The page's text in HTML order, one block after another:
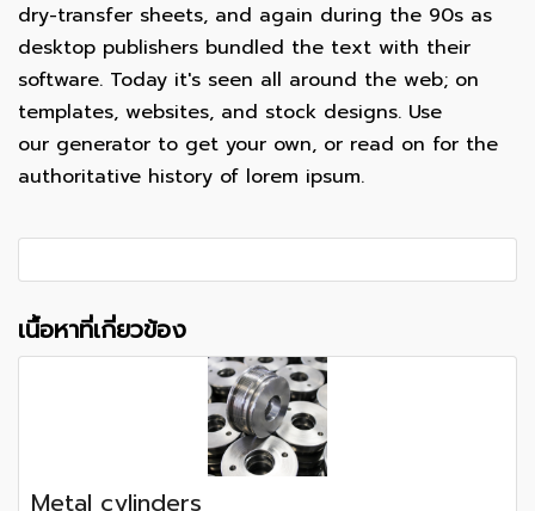
dry-transfer sheets, and again during the 90s as
desktop publishers bundled the text with their
software. Today it's seen all around the web; on
templates, websites, and stock designs. Use
our generator to get your own, or read on for the
authoritative history of lorem ipsum.
เนื้อหาที่เกี่ยวข้อง
Metal cylinders